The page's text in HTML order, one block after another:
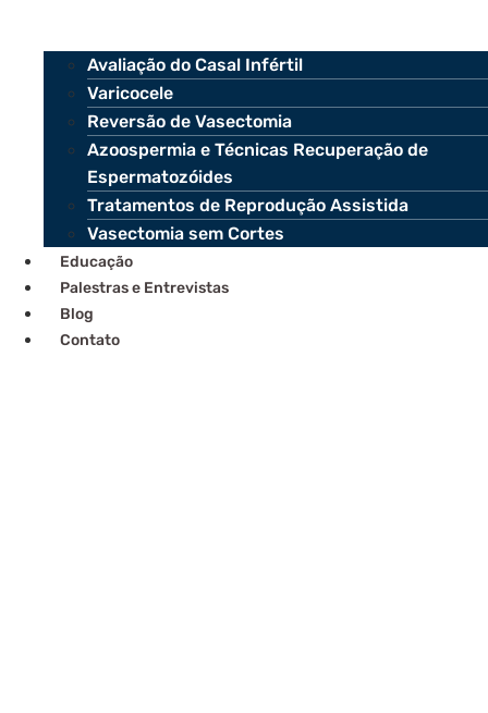
Avaliação do Casal Infértil
Varicocele
Reversão de Vasectomia
Azoospermia e Técnicas Recuperação de
Espermatozóides
Tratamentos de Reprodução Assistida
Vasectomia sem Cortes
Educação
Palestras e Entrevistas
Blog
Contato